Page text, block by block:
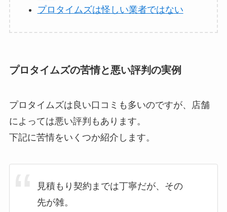
プロタイムズは怪しい業者ではない
プロタイムズの苦情と悪い評判の実例
プロタイムズは良い口コミも多いのですが、店舗
によっては悪い評判もあります。
下記に苦情をいくつか紹介します。
見積もり契約までは丁寧だが、その
先が雑。